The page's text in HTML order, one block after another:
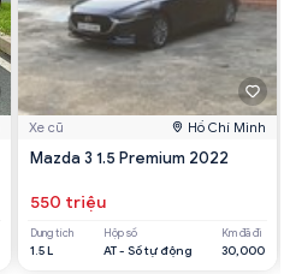
Xe cũ Hồ Chí Minh
Mazda 3 1.5 Premium 2022
550 triệu
Dung tích
1.5 L
Hộp số
AT - Số tự động
Km đã đi
30,000